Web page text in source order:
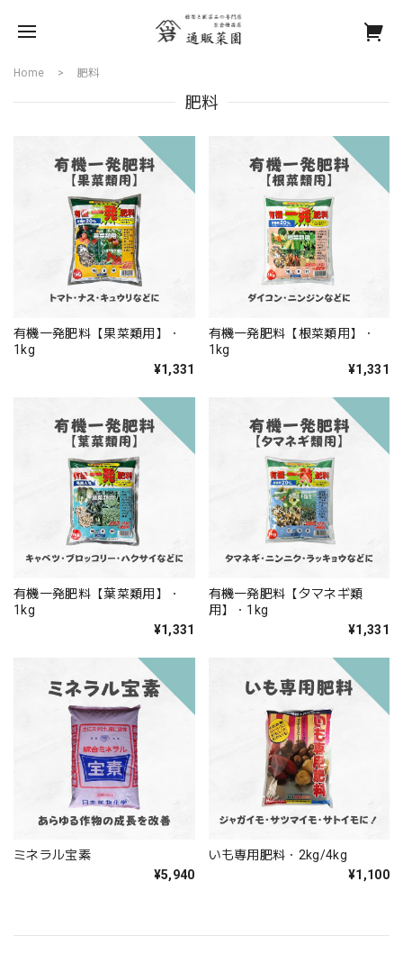
Home 肥料
肥料
有機一発肥料【果菜類用】・
1kg
¥1,331
有機一発肥料【根菜類用】・
1kg
¥1,331
有機一発肥料【葉菜類用】・
1kg
¥1,331
有機一発肥料【タマネギ類
用】・1kg
¥1,331
ミネラル宝素
¥5,940
いも専用肥料・2kg/4kg
¥1,100